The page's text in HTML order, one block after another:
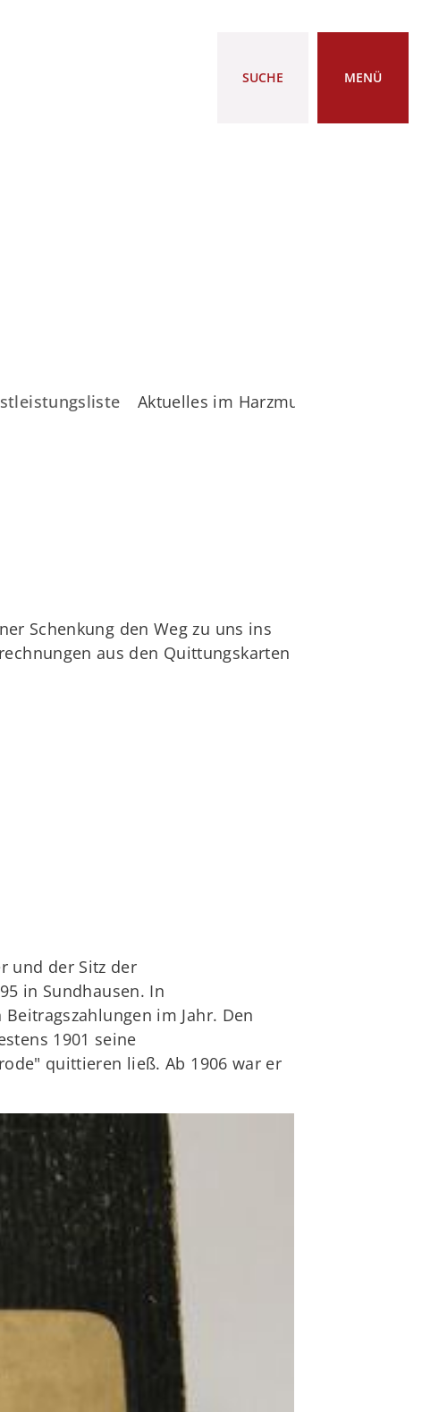
SUCHE MENÜ
Aktuelles im Harzmuseum
Schenkung den Weg zu uns ins
aus den Quittungskarten
und der Sitz der
in Sundhausen. In
im Jahr. Den
1901 seine
quittieren ließ. Ab 1906 war er